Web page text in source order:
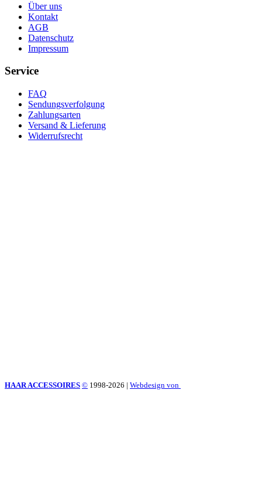
Über uns
Kontakt
AGB
Datenschutz
Impressum
Service
FAQ
Sendungsverfolgung
Zahlungsarten
Versand & Lieferung
Widerrufsrecht
HAAR ACCESSOIRES © 1998-2026 | Webdesign von